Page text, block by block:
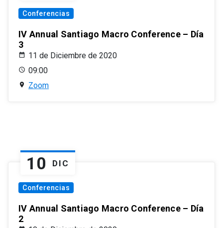
Conferencias
IV Annual Santiago Macro Conference – Día
3
11 de Diciembre de 2020
09:00
Zoom
10 DIC
Conferencias
IV Annual Santiago Macro Conference – Día
2